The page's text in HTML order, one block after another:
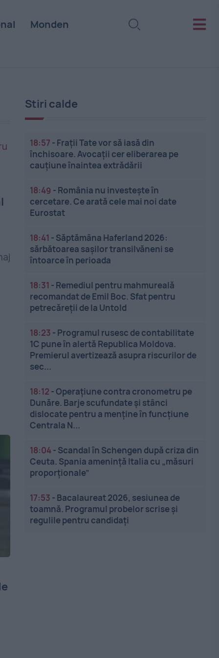
Monden
Stiri calde
18:57 - Frații Tate vor să iasă din
închisoare. Avocații cer eliberarea pe
cauțiune înaintea extrădării
18:49 - România nu investește în
cercetare. Ce arată cele mai noi date
Eurostat
18:41 - Săptămâna Haferland 2026:
sărbătoarea sașilor transilvăneni se
întoarce în perioada
18:31 - Remediul pentru mahmureală
recomandat de Emil Boc. Sfat pentru
petrecăreții de la Untold
18:23 - Programul rusesc de contabilitate
1C pune în alertă Republica Moldova.
Premierul avertizează asupra riscurilor de
sec...
18:12 -Operațiune contra cronometru pe
Dunăre. Barje scufundate și stânci
dislocate pentru a menține în funcțiune
Centrala N...
18:04- Scandal în Schengen după criza din
Ceuta. Spania amenință Italia cu „măsuri
proporționale”
17:53 - Bacalaureat 2026, sesiunea de
toamnă. Programul probelor scrise și
regulile pentru candidați